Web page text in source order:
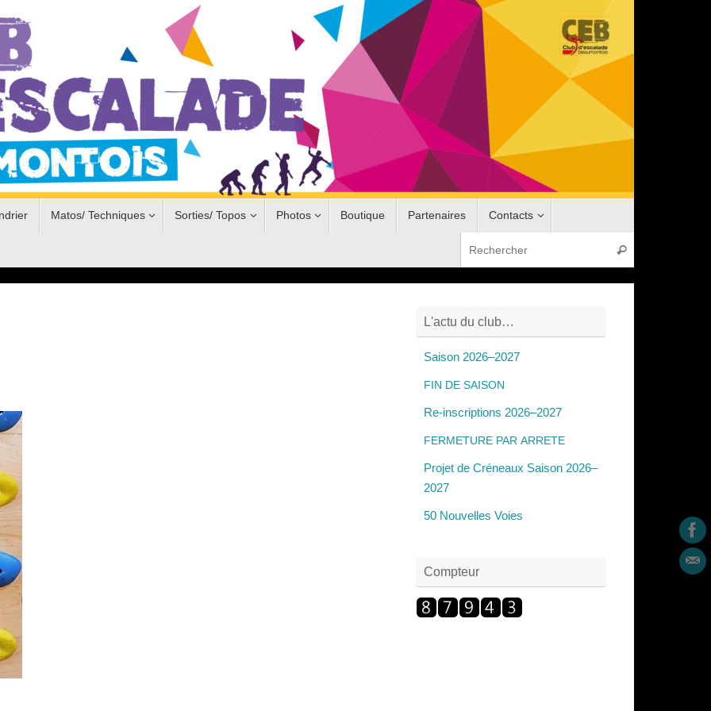
Matos/ Techniques Sorties/ Topos Photos Boutique Partenaires Contacts
Rechercher
L'actu du club…
Saison 2026–2027
FIN DE SAISON
Re-inscriptions 2026–2027
FERMETURE PAR ARRETE
Projet de Créneaux Saison 2026–
2027
50 Nouvelles Voies
Compteur